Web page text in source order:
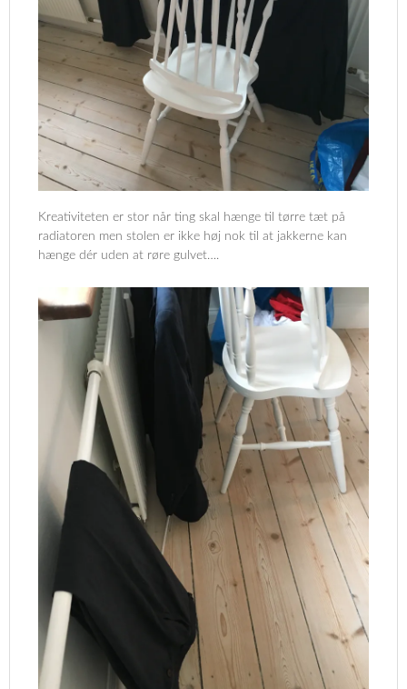
Kreativiteten er stor når ting skal hænge til tørre tæt på
radiatoren men stolen er ikke høj nok til at jakkerne kan
hænge dér uden at røre gulvet….